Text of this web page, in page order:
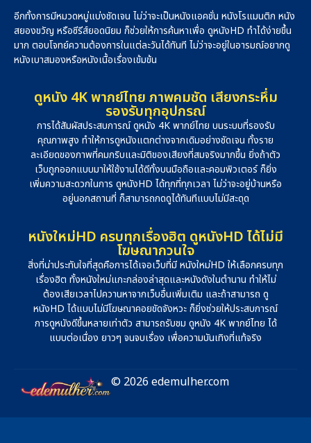
อีกทั้งการมีหมวดหมู่แบ่งชัดเจน ไม่ว่าจะเป็นหนังแอคชั่น หนังโรแมนติก หนัง
สยองขวัญ หรือซีรีส์ยอดนิยม ก็ช่วยให้การค้นหาเพื่อ ดูหนังHD ทำได้ง่ายขึ้น
มาก ตอบโจทย์ความต้องการในแต่ละวันได้ทันที ไม่ว่าจะอยู่ในอารมณ์อยากดู
หนังเบาสมองหรือหนังเนื้อเรื่องเข้มข้น
ดูหนัง 4K พากย์ไทย ภาพคมชัด เสียงกระหึ่ม
รองรับทุกอุปกรณ์
การได้สัมผัสประสบการณ์ ดูหนัง 4K พากย์ไทย บนระบบที่รองรับ
คุณภาพสูง ทำให้การดูหนังแตกต่างจากเดิมอย่างชัดเจน ทั้งราย
ละเอียดของภาพที่คมกริบและมิติของเสียงที่สมจริงมากขึ้น ยิ่งถ้าตัว
เว็บถูกออกแบบมาให้ใช้งานได้ดีทั้งบนมือถือและคอมพิวเตอร์ ก็ยิ่ง
เพิ่มความสะดวกในการ ดูหนังHD ได้ทุกที่ทุกเวลา ไม่ว่าจะอยู่บ้านหรือ
อยู่นอกสถานที่ ก็สามารถกดดูได้ทันทีแบบไม่มีสะดุด
หนังใหม่HD ครบทุกเรื่องฮิต ดูหนังHD ได้ไม่มี
โฆษณากวนใจ
สิ่งที่น่าประทับใจที่สุดคือการได้เจอเว็บที่มี หนังใหม่HD ให้เลือกครบทุก
เรื่องฮิต ทั้งหนังใหม่แกะกล่องล่าสุดและหนังดังในตำนาน ทำให้ไม่
ต้องเสียเวลาไปควานหาจากเว็บอื่นเพิ่มเติม และถ้าสามารถ ดู
หนังHD ได้แบบไม่มีโฆษณาคอยขัดจังหวะ ก็ยิ่งช่วยให้ประสบการณ์
การดูหนังดีขึ้นหลายเท่าตัว สามารถรับชม ดูหนัง 4K พากย์ไทย ได้
แบบต่อเนื่อง ยาวๆ จนจบเรื่อง เพื่อความบันเทิงที่แท้จริง
© 2026 edemulher.com